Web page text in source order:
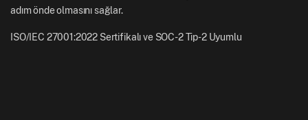
adım önde olmasını sağlar.
ISO/IEC 27001:2022 Sertifikalı ve SOC-2 Tip-2 Uyumlu